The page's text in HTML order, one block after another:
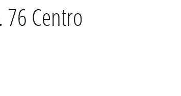
76 Centro